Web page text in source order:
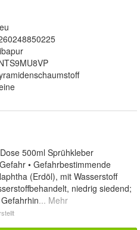
500ml Sprühkleber
• Gefahrbestimmende
(Erdöl), mit Wasserstoff
niedrig siedend;
... Mehr